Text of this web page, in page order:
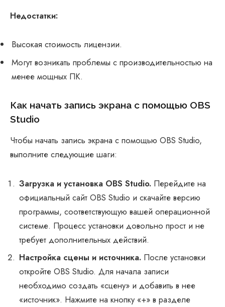
Недостатки:
Высокая стоимость лицензии.
Могут возникать проблемы с производительностью на
менее мощных ПК.
Как начать запись экрана с помощью OBS
Studio
Чтобы начать запись экрана с помощью OBS Studio,
выполните следующие шаги:
Загрузка и установка OBS Studio. Перейдите на
официальный сайт OBS Studio и скачайте версию
программы, соответствующую вашей операционной
системе. Процесс установки довольно прост и не
требует дополнительных действий.
Настройка сцены и источника. После установки
откройте OBS Studio. Для начала записи
необходимо создать «сцену» и добавить в нее
«источник». Нажмите на кнопку «+» в разделе